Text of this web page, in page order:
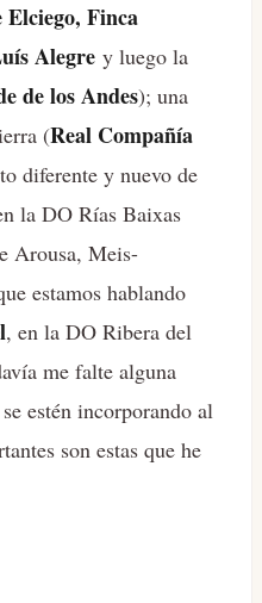
Finca
Alegre y luego la
de los Andes); una
(Real Compañía
diferente y nuevo de
la DO Rías Baixas
Arousa, Meis-
estamos hablando
, en la DO Ribera del
me falte alguna
estén incorporando al
son estas que he